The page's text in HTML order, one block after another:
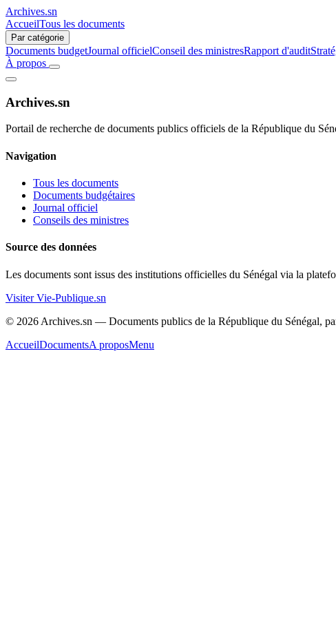
Archives.sn
AccueilTous les documents
Par catégorie
Documents budgetJournal officielConseil des ministresRapport d'audit
À propos
Archives.sn
Portail de recherche de documents publics officiels de la République du
Navigation
Tous les documents
Documents budgétaires
Journal officiel
Conseils des ministres
Source des données
Les documents sont issus des institutions officielles du Sénégal via la
Visiter Vie-Publique.sn
© 2026 Archives.sn — Documents publics de la République du Sénégal,
AccueilDocumentsA proposMenu